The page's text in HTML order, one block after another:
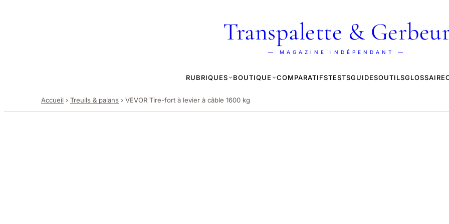
Transpalette &
— MAGAZINE INDÉPENDANT —
RUBRIQUES BOUTIQUE COMPARATIFSTESTSGUIDESOUTILSGLOSSAIRE
Accueil › Treuils & palans › VEVOR Tire-fort à levier à câble 1600 kg